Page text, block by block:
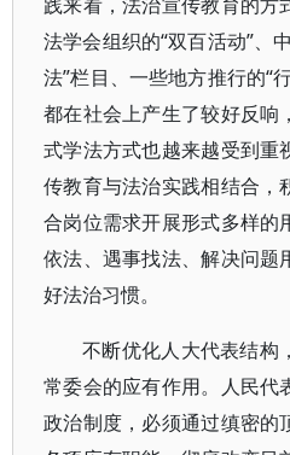
法学会组织的“双百活动”、
法”栏目、一些地方推行的“
都在社会上产生了较好反响
式学法方式也越来越受到重
传教育与法治实践相结合，
合岗位需求开展形式多样的
依法、遇事找法、解决问题
好法治习惯。
不断优化人大代表结构
常委会的应有作用。人民代
政治制度，必须通过缜密的